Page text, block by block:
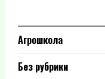
Агрошкола
Без рубрики